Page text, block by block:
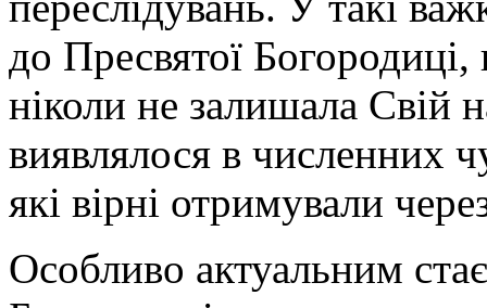
до Пресвятої
ніколи не залишала Свій
виявлялося в численних
які вірні отримували
Особливо актуальним